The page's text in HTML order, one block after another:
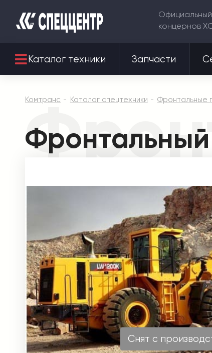
концернов
Каталог техники Запчасти
Комтранс Каталог спецтехники Фронтальные
Фронтальный
Снят с